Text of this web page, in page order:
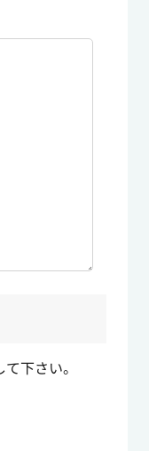
下さい。